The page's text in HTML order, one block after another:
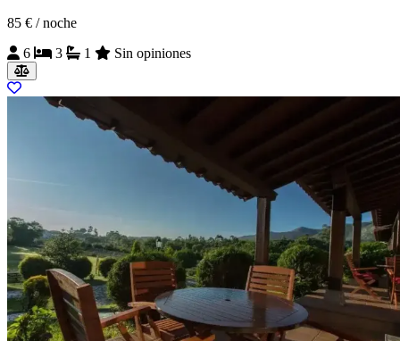
85 € / noche
6
3 1 Sin opiniones